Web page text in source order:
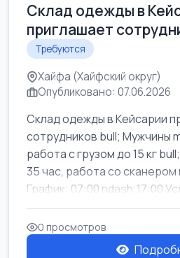
Склад одежды в
приглашает
Требуются
Хайфа (Хайфский округ)
Опубликовано: 07.06.2026
Склад одежды в Кейсарии
сотрудников bull; Мужчины
работа с грузом до 15 кг
35 час, работа со сканером
График: 07:00 ndash;17:00
0 просмотров